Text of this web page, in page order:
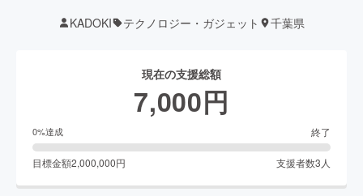
KADOKI テクノロジー・ガジェット 千葉県
現在の支援総額
7,000円
0%達成 終了
目標金額2,000,000円 支援者数3 人